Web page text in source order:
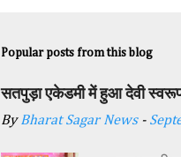
Popular posts from this blog
सतपुड़ा एकेडमी में हुआ देवी
ByBharat Sagar News -